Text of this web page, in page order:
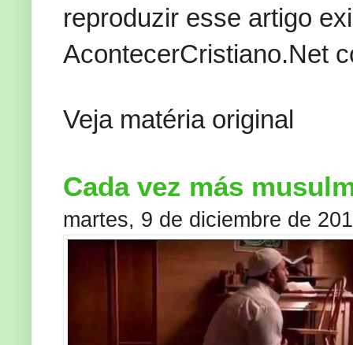
reproduzir esse artigo
AcontecerCristiano.Net
Veja matéria original
Cada vez más
martes, 9 de diciembre de